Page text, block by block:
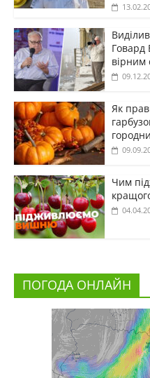
Говард
вірним
Як
Чим
ПОГОДА ОНЛАЙН